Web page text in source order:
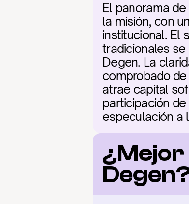
El panorama
la misión, con
institucional. El
tradicionales
Degen. La
comprobado
atrae capital
participación
especulación a